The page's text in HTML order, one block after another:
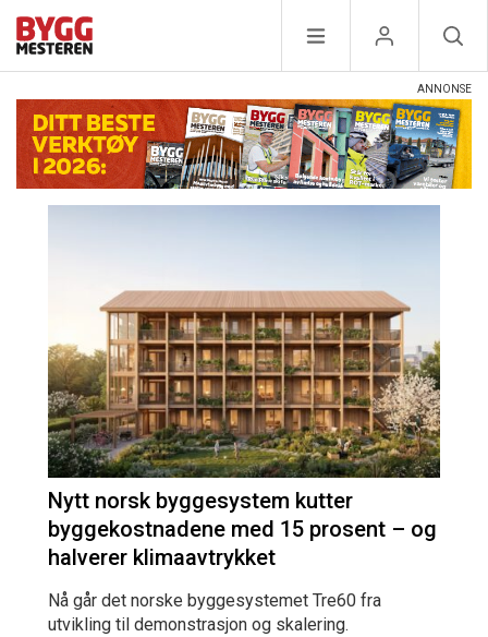
Nytt norsk byggesystem kutter
byggekostnadene med 15 prosent – og
halverer klimaavtrykket
Nå går det norske byggesystemet Tre60 fra
utvikling til demonstrasjon og skalering.